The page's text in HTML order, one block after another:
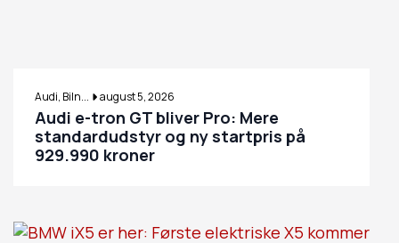
Audi, Biln... august 5, 2026
Audi e-tron GT bliver Pro: Mere
standardudstyr og ny startpris på
929.990 kroner